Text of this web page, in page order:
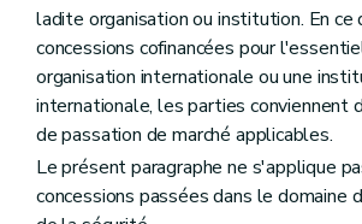
ladite organisation ou institution. En ce
concessions cofinancées pour
organisation internationale ou une
internationale, les parties conviennent
de passation de marché applicables.
Le présent paragraphe ne s'applique
concessions passées dans le domaine